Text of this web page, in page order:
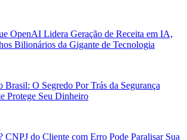
OpenAI Lidera Geração de Receita em IA,
Bilionários da Gigante de Tecnologia
Brasil: O Segredo Por Trás da Segurança
Protege Seu Dinheiro
CNPJ do Cliente com Erro Pode Paralisar Sua